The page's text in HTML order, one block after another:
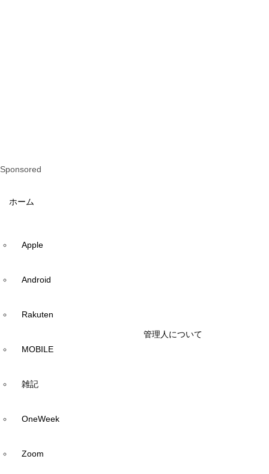
Sponsored
ホーム
Apple
Android
Rakuten
MOBILE
雑記
OneWeek
Zoom
管理人について